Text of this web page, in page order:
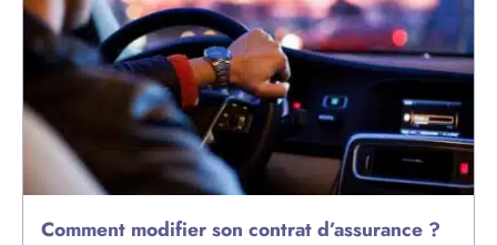
Comment modifier son contrat d’assurance ?